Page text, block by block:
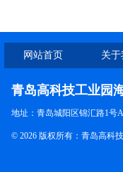
网站首页 关
青岛高科技工业园
地址：青岛城阳区锦汇路1号
© 2026 版权所有：青岛高科